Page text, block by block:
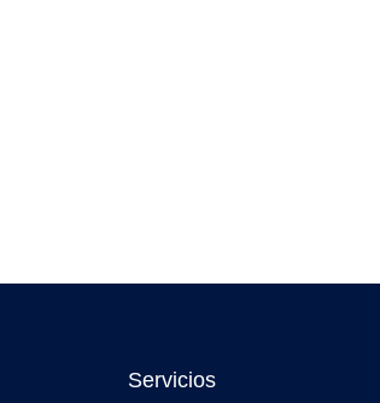
Servicios